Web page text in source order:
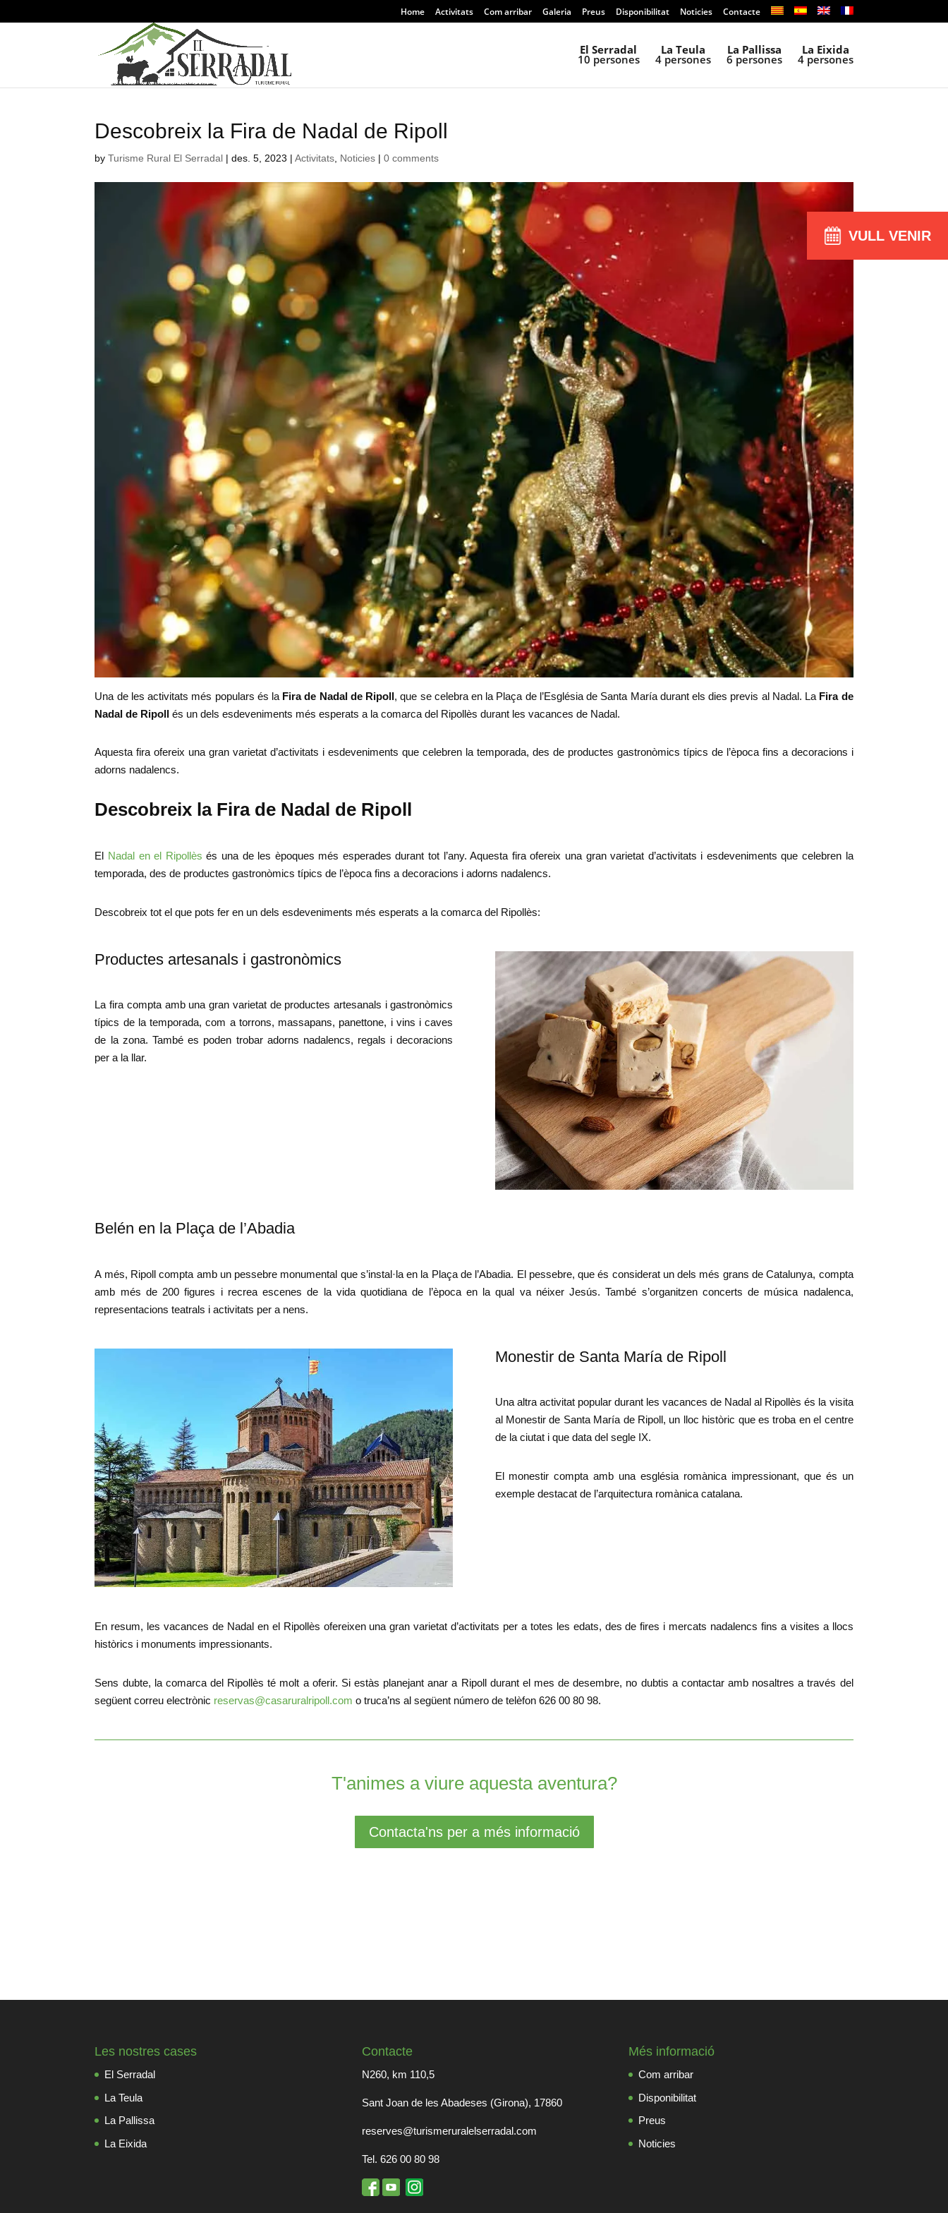
Home Activitats Com arribar Galeria Preus Disponibilitat Noticies Contacte
El Serradal
10 persones
La Teula
4 persones
La Pallissa
6 persones
La Eixida
4 persones
Descobreix la Fira de Nadal de Ripoll
byTurisme Rural El Serradal |des. 5, 2023 |Activitats Noticies |0 comments
Una de les activitats més populars és la Fira de Nadal de Ripoll, que se celebra en la Plaça de l’Església de Santa María durant els dies previs al Nadal. La Fira de
Nadal de Ripollés un dels esdeveniments més esperats a la comarca del Ripollès durant les vacances de Nadal.
Aquesta fira ofereix una gran varietat d’activitats i esdeveniments que celebren la temporada, des de productes gastronòmics típics de l’època fins a decoracions i
adorns nadalencs.
Descobreix la Fira de Nadal de Ripoll
El Nadal en el Ripollèsés una de les èpoques més esperades durant tot l’any. Aquesta fira ofereix una gran varietat d’activitats i esdeveniments que celebren la
temporada, des de productes gastronòmics típics de l’època fins a decoracions i adorns nadalencs.
Descobreix tot el que pots fer en un dels esdeveniments més esperats a la comarca del Ripollès:
Productes artesanals i gastronòmics
La fira compta amb una gran varietat de productes artesanals i gastronòmics
típics de la temporada, com a torrons, massapans, panettone, i vins i caves
de la zona. També es poden trobar adorns nadalencs, regals i decoracions
per a la llar.
Belén en la Plaça de l’Abadia
A més, Ripoll compta amb un pessebre monumental que s’instal·la en la Plaça de l’Abadia. El pessebre, que és considerat un dels més grans de Catalunya, compta
amb més de 200 figures i recrea escenes de la vida quotidiana de l’època en la qual va néixer Jesús. També s’organitzen concerts de música nadalenca,
representacions teatrals i activitats per a nens.
Monestir de Santa María de Ripoll
Una altra activitat popular durant les vacances de Nadal al Ripollès és la visita
al Monestir de Santa María de Ripoll, un lloc històric que es troba en el centre
de la ciutat i que data del segle IX.
El monestir compta amb una església romànica impressionant, que és un
exemple destacat de l’arquitectura romànica catalana.
En resum, les vacances de Nadal en el Ripollès ofereixen una gran varietat d’activitats per a totes les edats, des de fires i mercats nadalencs fins a visites a llocs
històrics i monuments impressionants.
Sens dubte, la comarca del Ripollès té molt a oferir. Si estàs planejant anar a Ripoll durant el mes de desembre, no dubtis a contactar amb nosaltres a través del
següent correu electrònic reservas@casaruralripoll.com o truca’ns al següent número de telèfon 626 00 80 98.
T'animes a viure aquesta aventura?
Contacta'ns per a més informació
Les nostres cases
El Serradal
La Teula
La Pallissa
La Eixida
Contacte
N260, km 110,5
Sant Joan de les Abadeses (Girona), 17860
reserves@turismeruralelserradal.com
Tel. 626 00 80 98
Més informació
Com arribar
Disponibilitat
Preus
Noticies
VULL VENIR